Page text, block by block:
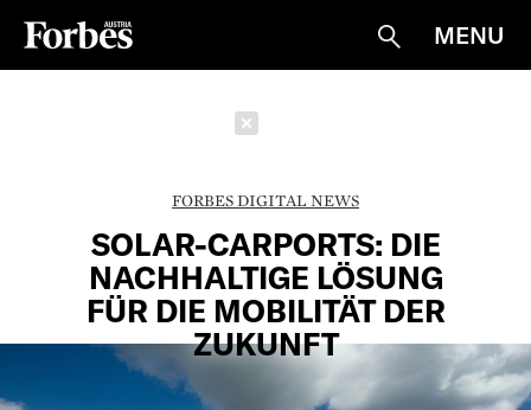
Suche
MENU
FORBES DIGITAL NEWS
SOLAR-CARPORTS: DIE
NACHHALTIGE LÖSUNG
FÜR DIE MOBILITÄT DER
ZUKUNFT